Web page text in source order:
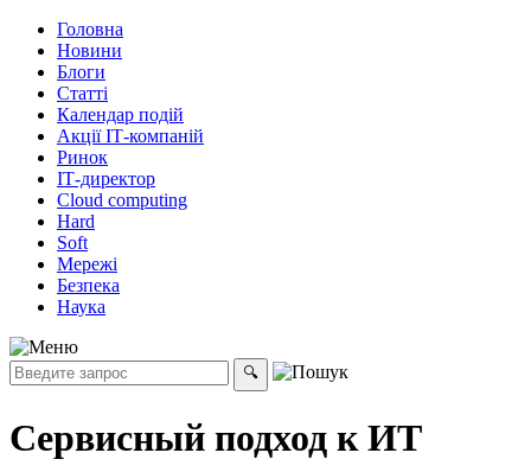
Головна
Новини
Блоги
Статті
Календар подій
Акції ІТ-компаній
Ринок
ІТ-директор
Cloud computing
Hard
Soft
Мережі
Безпека
Наука
Сервисный подход к ИТ